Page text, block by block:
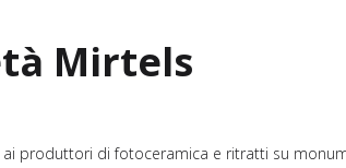
Mirtels
produttori di fotoceramica e ritratti su